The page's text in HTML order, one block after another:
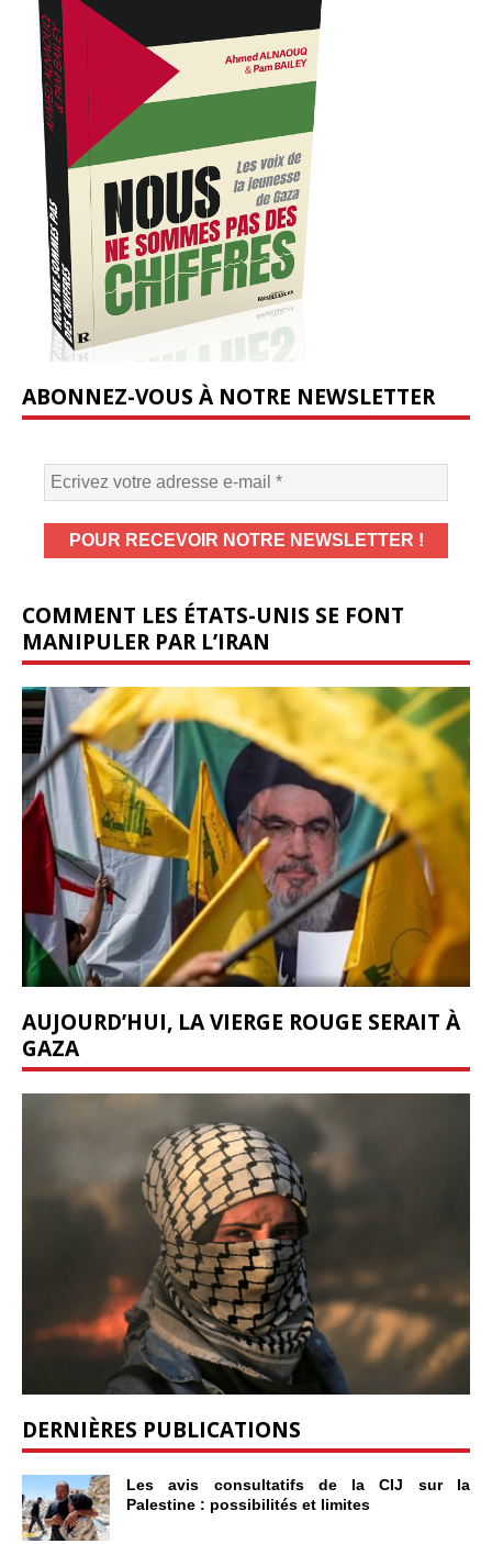
ABONNEZ-VOUS À NOTRE NEWSLETTER
COMMENT LES ÉTATS-UNIS SE FONT
MANIPULER PAR L’IRAN
AUJOURD’HUI, LA VIERGE ROUGE SERAIT À
GAZA
DERNIÈRES PUBLICATIONS
Les avis consultatifs de la CIJ sur la
Palestine : possibilités et limites